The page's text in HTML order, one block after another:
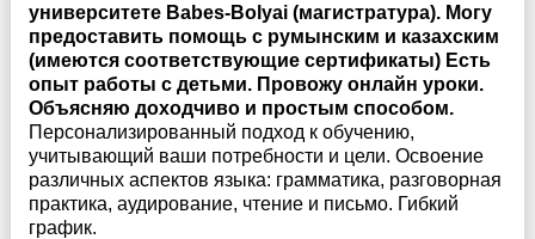
университете Babes-Bolyai (магистратура). Могу
предоставить помощь с румынским и казахским
(имеются соответствующие сертификаты) Есть
опыт работы с детьми. Провожу онлайн уроки.
Объясняю доходчиво и простым способом.
Персонализированный подход к обучению,
учитывающий ваши потребности и цели. Освоение
различных аспектов языка: грамматика, разговорная
практика, аудирование, чтение и письмо. Гибкий
график.